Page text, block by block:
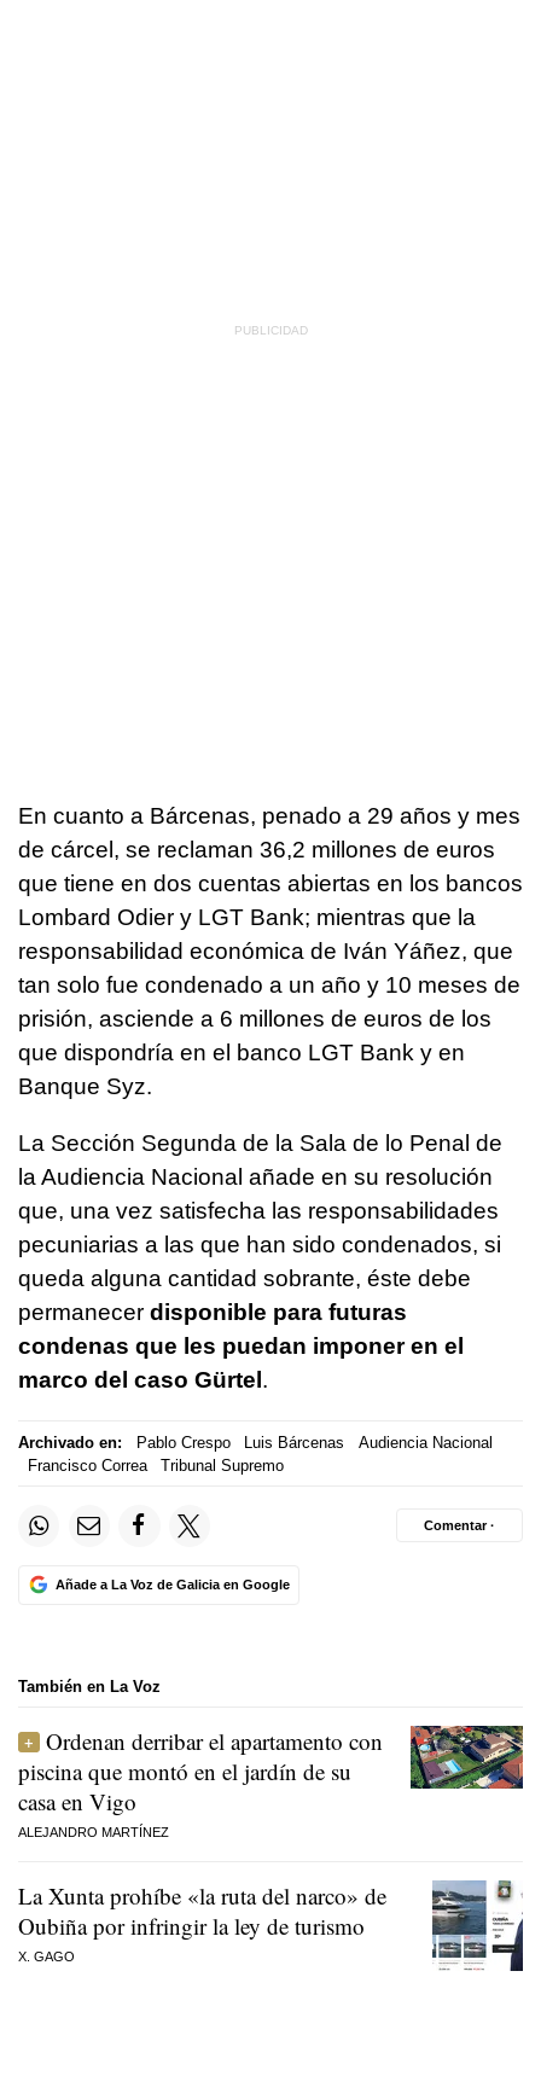
En cuanto a Bárcenas, penado a 29 años y mes
de cárcel, se reclaman 36,2 millones de euros
que tiene en dos cuentas abiertas en los bancos
Lombard Odier y LGT Bank; mientras que la
responsabilidad económica de Iván Yáñez, que
tan solo fue condenado a un año y 10 meses de
prisión, asciende a 6 millones de euros de los
que dispondría en el banco LGT Bank y en
Banque Syz.
La Sección Segunda de la Sala de lo Penal de
la Audiencia Nacional añade en su resolución
que, una vez satisfecha las responsabilidades
pecuniarias a las que han sido condenados, si
queda alguna cantidad sobrante, éste debe
permanecer disponible para futuras
condenas que les puedan imponer en el
marco del caso Gürtel .
Archivado en: Pablo Crespo Luis Bárcenas
Audiencia Nacional
Francisco Correa
Tribunal Supremo
Añade a La Voz de Galicia en Google
Comentar ·
También en La Voz
Ordenan derribar el apartamento con
piscina que montó en el jardín de su
casa en Vigo
ALEJANDRO MARTÍNEZ
La Xunta prohíbe «la ruta del narco» de
Oubiña por infringir la ley de turismo
X. GAGO